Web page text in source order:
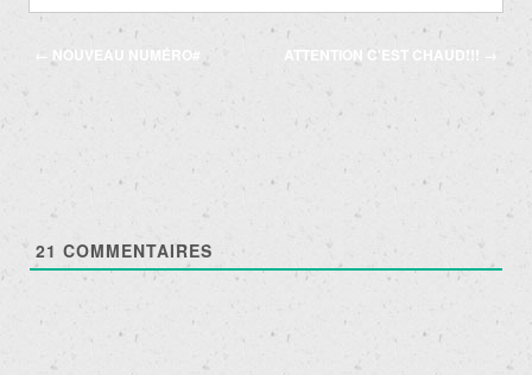
Navigation
articles
← NOUVEAU NUMÉRO# ATTENTION C'EST CHAUD!!!
21 COMMENTAIRES